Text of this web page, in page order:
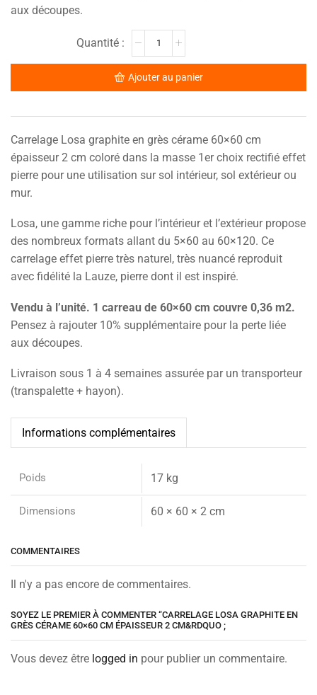
aux découpes.
Ajouter au panier
Carrelage Losa graphite en grès cérame 60×60 cm
épaisseur 2 cm coloré dans la masse 1er choix rectifié effet
pierre pour une utilisation sur sol intérieur, sol extérieur ou
mur.
Losa, une gamme riche pour l’intérieur et l’extérieur propose
des nombreux formats allant du 5×60 au 60×120. Ce
carrelage effet pierre très naturel, très nuancé reproduit
avec fidélité la Lauze, pierre dont il est inspiré.
Vendu à l’unité. 1 carreau de 60×60 cm couvre 0,36 m2.
Pensez à rajouter 10% supplémentaire pour la perte liée
aux découpes.
Livraison sous 1 à 4 semaines assurée par un transporteur
(transpalette + hayon).
Informations complémentaires
Poids 17 kg
Dimensions 60 × 60 × 2 cm
COMMENTAIRES
Il n'y a pas encore de commentaires.
SOYEZ LE PREMIER À COMMENTER “CARRELAGE LOSA GRAPHITE EN
GRÈS CÉRAME 60×60 CM ÉPAISSEUR 2 CM&RDQUO ;
Vous devez être logged in pour publier un commentaire.